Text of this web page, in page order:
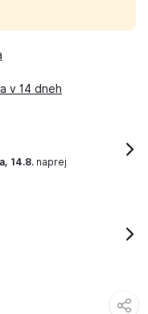
v 14 dneh
14.8. naprej